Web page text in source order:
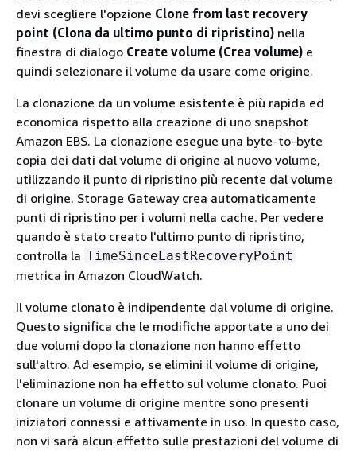
devi scegliere l'opzione Clone from last recovery
point (Clona da ultimo punto di ripristino) nella
finestra di dialogo Create volume (Crea volume) e
quindi selezionare il volume da usare come origine.
La clonazione da un volume esistente è più rapida ed
economica rispetto alla creazione di uno snapshot
Amazon EBS. La clonazione esegue una byte-to-byte
copia dei dati dal volume di origine al nuovo volume,
utilizzando il punto di ripristino più recente dal volume
di origine. Storage Gateway crea automaticamente
punti di ripristino per i volumi nella cache. Per vedere
quando è stato creato l'ultimo punto di ripristino,
controlla la TimeSinceLastRecoveryPoint
metrica in Amazon CloudWatch.
Il volume clonato è indipendente dal volume di origine.
Questo significa che le modifiche apportate a uno dei
due volumi dopo la clonazione non hanno effetto
sull'altro. Ad esempio, se elimini il volume di origine,
l'eliminazione non ha effetto sul volume clonato. Puoi
clonare un volume di origine mentre sono presenti
iniziatori connessi e attivamente in uso. In questo caso,
non vi sarà alcun effetto sulle prestazioni del volume di